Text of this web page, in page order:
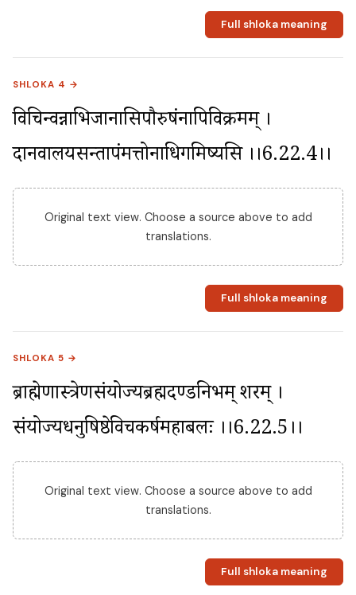
Full shloka meaning
SHLOKA 4 →
विचिन्वन्नाभिजानासिपौरुषंनापिविक्रमम् ।
दानवालयसन्तापंमत्तोनाधिगमिष्यसि ।।6.22.4।।
Original text view. Choose a source above to add
translations.
Full shloka meaning
SHLOKA 5 →
ब्राह्मेणास्त्रेणसंयोज्यब्रह्मदण्डनिभम् शरम् ।
संयोज्यधनुषिश्रेष्ठविचकर्षमहाबलः ।।6.22.5।।
Original text view. Choose a source above to add
translations.
Full shloka meaning